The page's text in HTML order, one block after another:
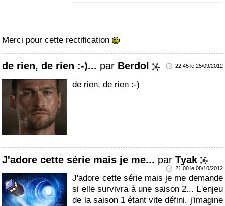
Merci pour cette rectification
de rien, de rien :-)... par Berdol 22:45 le 25/09/2012
de rien, de rien :-)
J'adore cette série mais je me... parTyak
21:00 le 08/10/2012
J'adore cette série mais je me demande
si elle survivra à une saison 2... L'enjeu
de la saison 1 étant vite défini, j'imagine